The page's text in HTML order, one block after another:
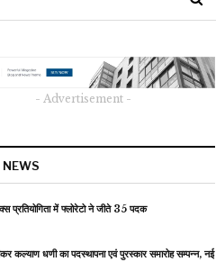
- Advertisement -
प्रतियोगिता में फ्लोरेटो ने जीते 35 पदक
कल्याण धणी का पदस्थापना एवं पुरस्कार समारोह सम्पन्न, नई